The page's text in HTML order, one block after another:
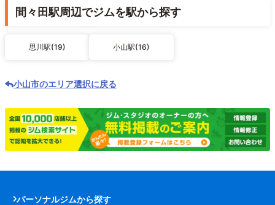
間々田駅周辺でジムを駅から探す
思川駅(19) 小山駅(16)
小山市のエリア選択に戻る
パーソナルジムから探す